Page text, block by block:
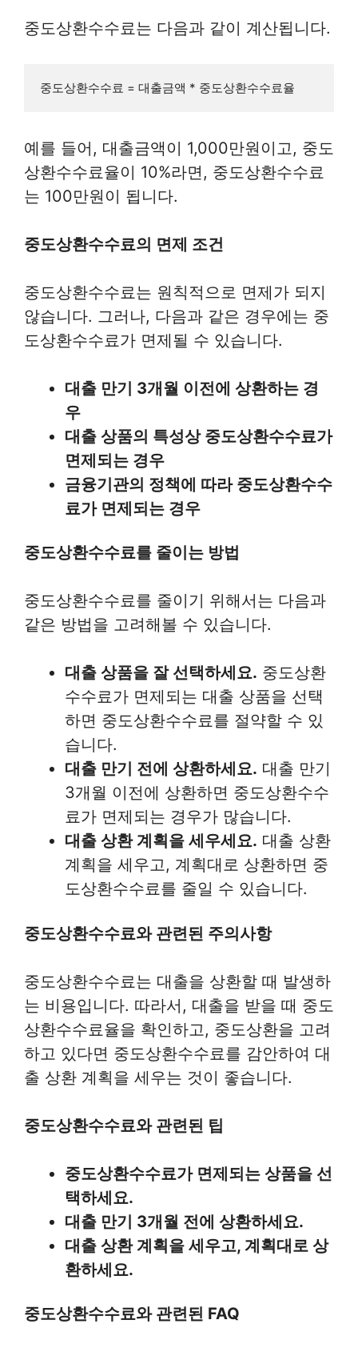
중도상환수수료는 다음과 같이 계산됩니다.
예를 들어, 대출금액이 1,000만원이고, 중도
상환수수료율이 10%라면, 중도상환수수료
는 100만원이 됩니다.
중도상환수수료의 면제 조건
중도상환수수료는 원칙적으로 면제가 되지
않습니다. 그러나, 다음과 같은 경우에는 중
도상환수수료가 면제될 수 있습니다.
대출 만기 3개월 이전에 상환하는 경
우
대출 상품의 특성상 중도상환수수료가
면제되는 경우
금융기관의 정책에 따라 중도상환수수
료가 면제되는 경우
중도상환수수료를 줄이는 방법
중도상환수수료를 줄이기 위해서는 다음과
같은 방법을 고려해볼 수 있습니다.
대출 상품을 잘 선택하세요. 중도상환
수수료가 면제되는 대출 상품을 선택
하면 중도상환수수료를 절약할 수 있
습니다.
대출 만기 전에 상환하세요. 대출 만기
3개월 이전에 상환하면 중도상환수수
료가 면제되는 경우가 많습니다.
대출 상환 계획을 세우세요. 대출 상환
계획을 세우고, 계획대로 상환하면 중
도상환수수료를 줄일 수 있습니다.
중도상환수수료와 관련된 주의사항
중도상환수수료는 대출을 상환할 때 발생하
는 비용입니다. 따라서, 대출을 받을 때 중도
상환수수료율을 확인하고, 중도상환을 고려
하고 있다면 중도상환수수료를 감안하여 대
출 상환 계획을 세우는 것이 좋습니다.
중도상환수수료와 관련된 팁
중도상환수수료가 면제되는 상품을 선
택하세요.
대출 만기 3개월 전에 상환하세요.
대출 상환 계획을 세우고, 계획대로 상
환하세요.
중도상환수수료와 관련된 FAQ